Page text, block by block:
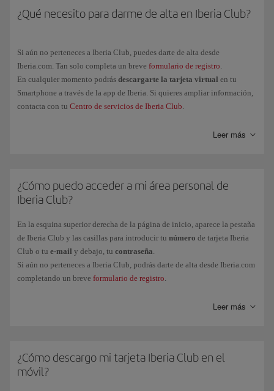
Recuerda que la obtención de Puntos Elite por la compra de billetes y
Avios ganados solo aplica a las compras realizadas a través de las marcas
Los Puntos Elite y los Avios asociados al vuelo los acumulará cada
¿Qué necesito para darme de alta en Iberia Club?
Si aún no perteneces a Iberia Club, puedes darte de alta desde
Iberia.com. Tan solo completa un breve formulario de registro.
En cualquier momento podrás descargarte la tarjeta virtual en tu
Smartphone a través de la app de Iberia. Si quieres ampliar información,
contacta con tu Centro de servicios de Iberia Club.
Leer más
¿Cómo puedo acceder a mi área personal de
Iberia Club?
En la esquina superior derecha de la página de inicio, aparece la pestaña
de Iberia Club y las casillas para introducir tu número de tarjeta Iberia
Club o tu e-mail y debajo, tu contraseña.
Si aún no perteneces a Iberia Club, podrás darte de alta desde Iberia.com
completando un breve formulario de registro.
Además, podrás asociar tu perfil Iberia Club a las redes socialesLeer más
¿Cómo descargo mi tarjeta Iberia Club en el
móvil?